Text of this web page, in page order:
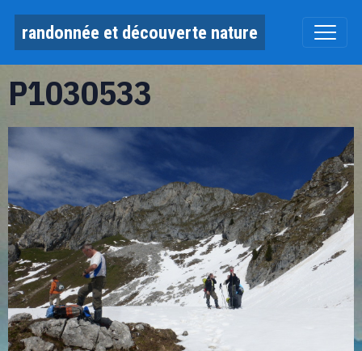
randonnée et découverte nature
P1030533